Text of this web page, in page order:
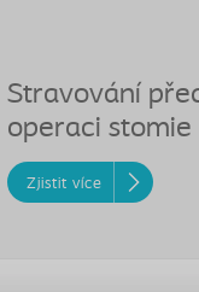
Stravování
operaci stomie
Zjistit více